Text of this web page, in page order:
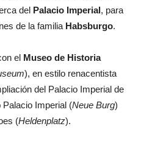
del Palacio Imperial, para
de la familia Habsburgo.
el Museo de Historia
), en estilo renacentista
del Palacio Imperial de
Palacio Imperial (Neue Burg)
(Heldenplatz).